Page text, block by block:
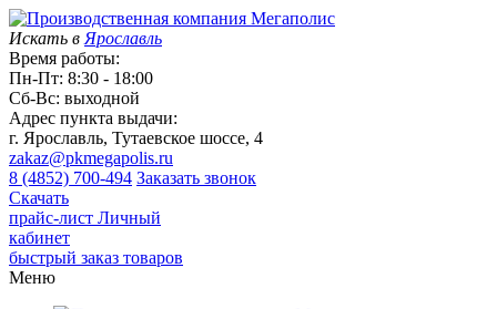
Искать в Ярославль
Время работы:
Пн-Пт: 8:30 - 18:00
Сб-Вс: выходной
Адрес пункта выдачи:
г. Ярославль, Тутаевское шоссе, 4
zakaz@pkmegapolis.ru
8 (4852) 700-494 Заказать звонок
Скачать
прайс-лист Личный
кабинет
быстрый заказ товаров
Меню